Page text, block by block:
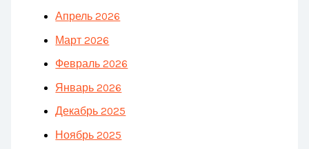
Апрель 2026
Март 2026
Февраль 2026
Январь 2026
Декабрь 2025
Ноябрь 2025